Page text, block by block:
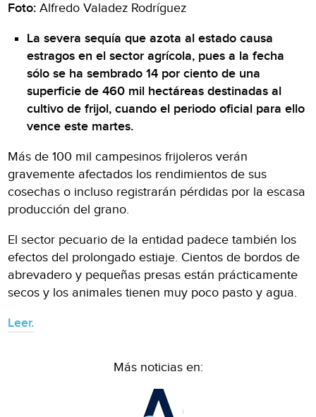
Foto:Alfredo Valadez Rodríguez
La severa sequía que azota al estado causa
estragos en el sector agrícola, pues a la fecha
sólo se ha sembrado 14 por ciento de una
superficie de 460 mil hectáreas destinadas al
cultivo de frijol, cuando el periodo oficial para ello
vence este martes.
Más de 100 mil campesinos frijoleros verán
gravemente afectados los rendimientos de sus
cosechas o incluso registrarán pérdidas por la escasa
producción del grano.
El sector pecuario de la entidad padece también los
efectos del prolongado estiaje. Cientos de bordos de
abrevadero y pequeñas presas están prácticamente
secos y los animales tienen muy poco pasto y agua.
Leer.
Más noticias en: